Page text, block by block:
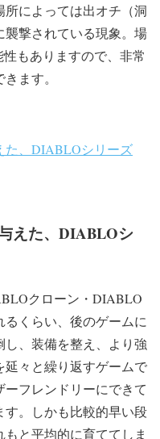
によっては出オチ（洞
撃されている現象。場
もありますので、非常
ます。
た、DIABLOシリーズ
えた、DIABLOシ
クローン・DIABLO
くらい、後のゲームに
、装備を整え、より強
々と繰り返すゲームで
フレンドリーにできて
。しかも比較的早い段
と平均的に育ててしま